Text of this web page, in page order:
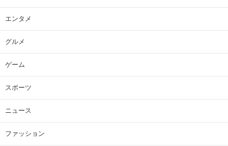
エンタメ
グルメ
ゲーム
スポーツ
ニュース
ファッション